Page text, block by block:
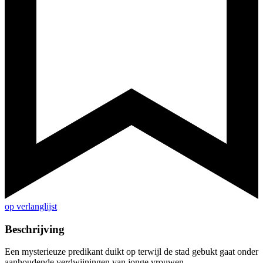
op verlanglijst
Beschrijving
Een mysterieuze predikant duikt op terwijl de stad gebukt gaat onder